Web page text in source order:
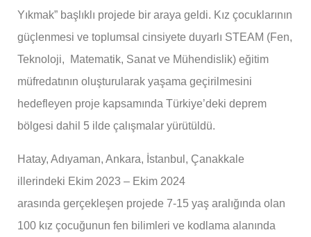
Yıkmak” başlıklı projede bir araya geldi. Kız çocuklarının
güçlenmesi ve toplumsal cinsiyete duyarlı STEAM (Fen,
Teknoloji, Matematik, Sanat ve Mühendislik) eğitim
müfredatının oluşturularak yaşama geçirilmesini
hedefleyen proje kapsamında Türkiye’deki deprem
bölgesi dahil 5 ilde çalışmalar yürütüldü.
Hatay, Adıyaman, Ankara, İstanbul, Çanakkale
illerindeki Ekim 2023 – Ekim 2024
arasında gerçekleşen projede 7-15 yaş aralığında olan
100 kız çocuğunun fen bilimleri ve kodlama alanında